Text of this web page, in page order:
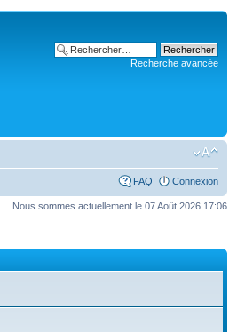
Recherche avancée
FAQ Connexion
Nous sommes actuellement le 07 Août 2026 17:06